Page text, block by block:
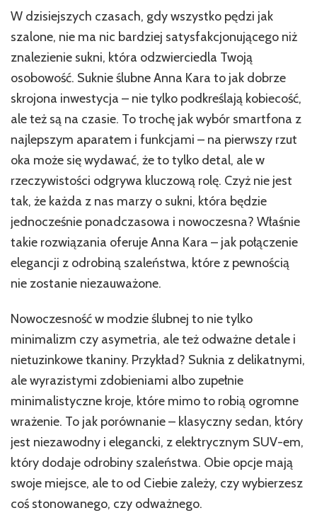
W dzisiejszych czasach, gdy wszystko pędzi jak
szalone, nie ma nic bardziej satysfakcjonującego niż
znalezienie sukni, która odzwierciedla Twoją
osobowość. Suknie ślubne Anna Kara to jak dobrze
skrojona inwestycja – nie tylko podkreślają kobiecość,
ale też są na czasie. To trochę jak wybór smartfona z
najlepszym aparatem i funkcjami – na pierwszy rzut
oka może się wydawać, że to tylko detal, ale w
rzeczywistości odgrywa kluczową rolę. Czyż nie jest
tak, że każda z nas marzy o sukni, która będzie
jednocześnie ponadczasowa i nowoczesna? Właśnie
takie rozwiązania oferuje Anna Kara – jak połączenie
elegancji z odrobiną szaleństwa, które z pewnością
nie zostanie niezauważone.
Nowoczesność w modzie ślubnej to nie tylko
minimalizm czy asymetria, ale też odważne detale i
nietuzinkowe tkaniny. Przykład? Suknia z delikatnymi,
ale wyrazistymi zdobieniami albo zupełnie
minimalistyczne kroje, które mimo to robią ogromne
wrażenie. To jak porównanie – klasyczny sedan, który
jest niezawodny i elegancki, z elektrycznym SUV-em,
który dodaje odrobiny szaleństwa. Obie opcje mają
swoje miejsce, ale to od Ciebie zależy, czy wybierzesz
coś stonowanego, czy odważnego.